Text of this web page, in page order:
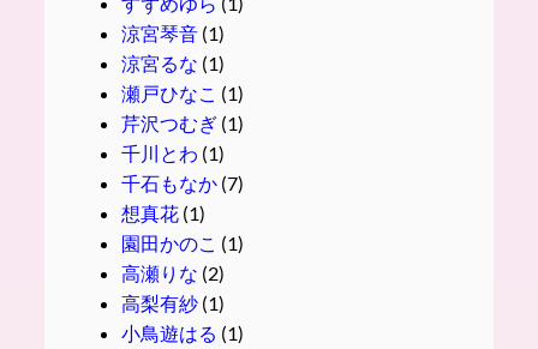
涼宮琴音(1)
涼宮るな (1)
瀬戸ひなこ (1)
芹沢つむぎ(1)
千川とわ (1)
千石もなか(7)
想真花(1)
園田かのこ (1)
高瀬りな (2)
高梨有紗(1)
小鳥遊はる (1)